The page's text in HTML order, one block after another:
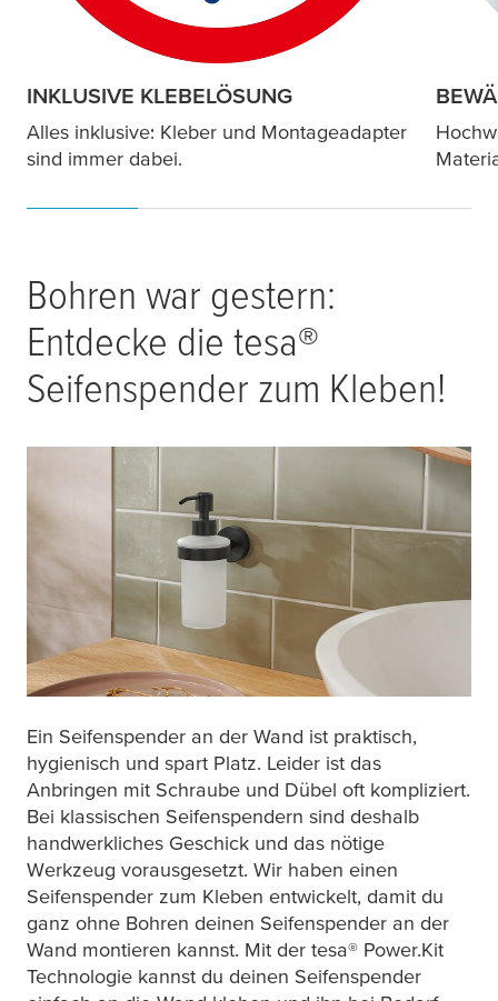
INKLUSIVE KLEBELÖSUNG
Alles inklusive: Kleber und Montageadapter
sind immer dabei.
Bohren war gestern:
Entdecke die tesa®
Seifenspender zum Kleben!
Ein Seifenspender an der Wand ist praktisch,
hygienisch und spart Platz. Leider ist das
Anbringen mit Schraube und Dübel oft kompliziert.
Bei klassischen Seifenspendern sind deshalb
handwerkliches Geschick und das nötige
Werkzeug vorausgesetzt. Wir haben einen
Seifenspender zum Kleben entwickelt, damit du
ganz ohne Bohren deinen Seifenspender an der
Wand montieren kannst. Mit der tesa® Power.Kit
Technologie kannst du deinen Seifenspender